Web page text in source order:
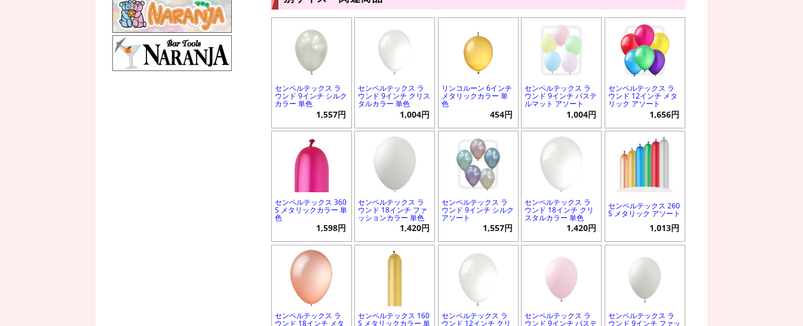
センペルテックス ラ
ウンド 9インチ シルク
カラー 単色
1,557円
センペルテックス ラ
ウンド 9インチ クリス
タルカラー 単色
1,004円
リンコルーン 6インチ
メタリックカラー 単
色
454円
センペルテックス ラ
ウンド 9インチ パステ
ルマット アソート
1,004円
センペルテックス ラ
ウンド 12インチ メタ
リック アソート
1,656円
センペルテックス 360
S メタリックカラー 単
色
1,598円
センペルテックス ラ
ウンド 18インチ ファ
ッションカラー 単色
1,420円
センペルテックス ラ
ウンド 9インチ シルク
アソート
1,557円
センペルテックス ラ
ウンド 18インチ クリ
スタルカラー 単色
1,420円
センペルテックス 260
S メタリック アソート
1,013円
センペルテックス ラ
ウンド 18インチ メタ
センペルテックス 160
S メタリックカラー 単
センペルテックス ラ
ウンド 12インチ クリ
センペルテックス ラ
ウンド 9インチ パステ
センペルテックス ラ
ウンド 9インチ ファッ